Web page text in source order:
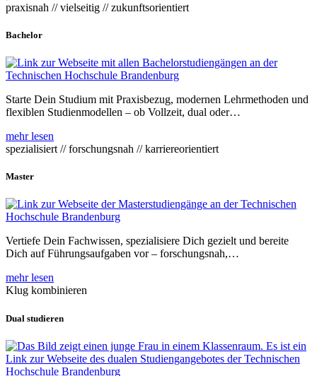
praxisnah // vielseitig // zukunftsorientiert
Bachelor
Starte Dein Studium mit Praxisbezug, modernen Lehrmethoden und
flexiblen Studienmodellen – ob Vollzeit, dual oder…
mehr lesen
spezialisiert // forschungsnah // karriereorientiert
Master
Vertiefe Dein Fachwissen, spezialisiere Dich gezielt und bereite
Dich auf Führungsaufgaben vor – forschungsnah,…
mehr lesen
Klug kombinieren
Dual studieren